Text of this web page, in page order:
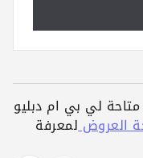
لي بي ام دبليو
العروضلمعرفة